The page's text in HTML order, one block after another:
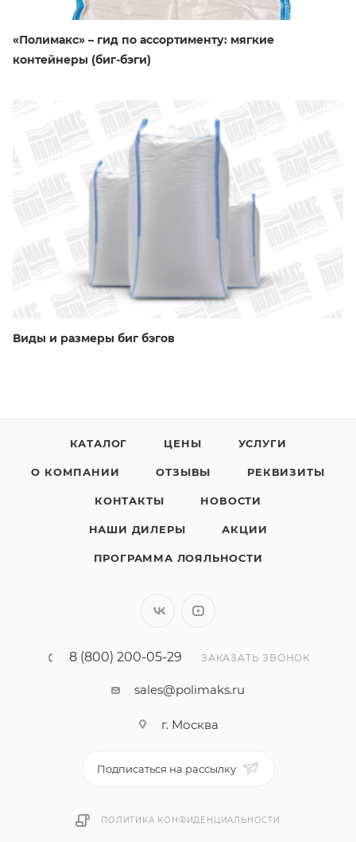
«Полимакс» – гид по ассортименту: мягкие
контейнеры (биг-бэги)
Виды и размеры биг бэгов
КАТАЛОГ ЦЕНЫ УСЛУГИ
О КОМПАНИИ ОТЗЫВЫ РЕКВИЗИТЫ
КОНТАКТЫ НОВОСТИ
НАШИ ДИЛЕРЫ АКЦИИ
ПРОГРАММА ЛОЯЛЬНОСТИ
8 (800) 200-05-29 ЗАКАЗАТЬ ЗВОНОК
sales@polimaks.ru
г. Москва
Подписаться на рассылку
ПОЛИТИКА КОНФИДЕНЦИАЛЬНОСТИ